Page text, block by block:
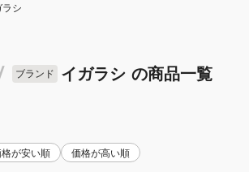
ラシ
ブランド イガラシ の商品一覧
が安い順 価格が高い順